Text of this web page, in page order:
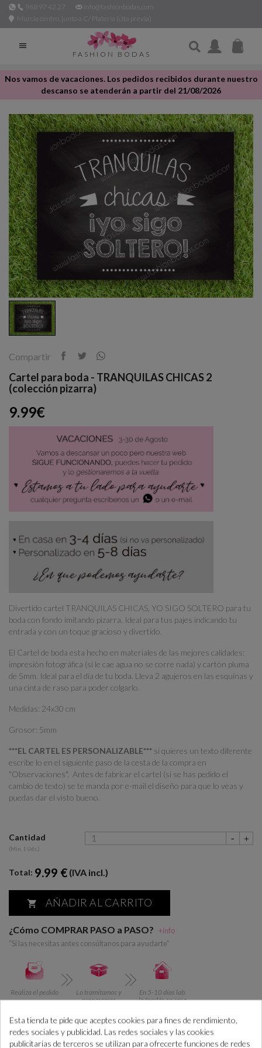
968 97 42 27
info@fashionbodas.com
Murcia centro, junto a C/ Platería (cita previa)

FASHION BODAS
Nos vamos de vacaciones. Los pedidos recibidos durante nuestro
descanso se atenderán a partir del 21/08/2026
Compartir
Cartel para boda - TRANQUILAS CHICAS 2
(colección pizarra)
9.99€
Divertido cartel TRANQUILAS CHICAS, YO SIGO SOLTERO para tu
boda con fondo imitando pizarra. Ideal para tus pajes indicando tu
entrada y con un toque gracioso y divertido.
El Cartel de boda esta hecho en materiales de las mejores calidades:
impresión fotográfica (si le cae agua no se corre nada) y cartón pluma
de 5mm. Ideal para el día de tu boda. Lleva 2 agujeros en las esquinas y
una cinta de raso para poder colgarlo.
Medidas: 24x30 cm
Grosor: 5mm
***EL CARTEL ES PERSONALIZABLE*** si quieres un texto diferente
escribe lo en el siguiente paso de la cesta de la compra en
"Observaciones". Antes de fabricar el cartel (si se has pedido el
cambio de texto) se te manda por e-mail el diseño para que lo veas y
puedas dar el visto bueno.
Cantidad
(Min. 1 Uds.)
Total: 9.99 € (IVA incl.)
 AÑADIR AL CARRITO
¿Cómo COMPRAR PASO a PASO? +info
“Si las necesitas antes consúltanos para ayudarte”
Realiza el pedido
Lo tramitamos y
preparamos
En 5-10 días lab.
lo tendás en casa
DESCRIPCIÓN
CÓMO COMPRAR
Esta tienda te pide que aceptes cookies para fines de rendimiento,
redes sociales y publicidad. Las redes sociales y las cookies
publicitarias de terceros se utilizan para ofrecerte funciones de redes